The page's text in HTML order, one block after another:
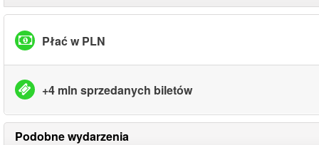
Płać w PLN
+4 mln sprzedanych biletów
Podobne wydarzenia